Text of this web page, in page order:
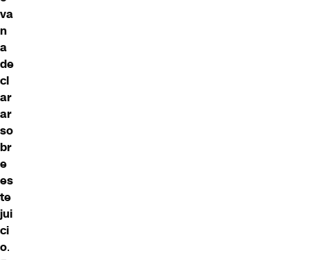
va
n
a
de
cl
ar
ar
so
br
e
es
te
jui
ci
o.